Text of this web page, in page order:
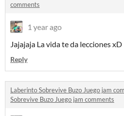
comments
1 year ago
Jajajaja La vida te da lecciones xD
Reply
Laberinto Sobrevive Buzo Juego jam
Sobrevive Buzo Juego jam comments